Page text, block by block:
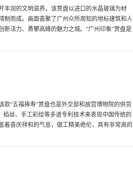
丰润的文明滋养。该赏盘以进口的水晶玻璃为材
制而成。画面荟聚了广州众所周知的地标建筑和人
活力、勇攀高峰的魅力之城。“广州印象”赏盘是
“五福捧寿”赏盘也是外交部和故宫博物院的供货
丝、手工彩绘等多道专利技术来表现中国传统的
着喜庆祥和的气息，做工精美绝伦，具有非常高的